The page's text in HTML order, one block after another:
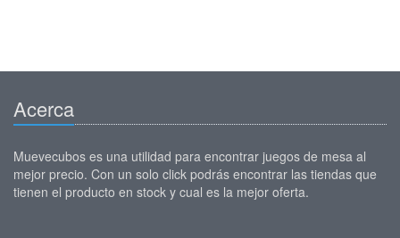
Acerca
Muevecubos es una utilidad para encontrar juegos de mesa al
mejor precio. Con un solo click podrás encontrar las tiendas que
tienen el producto en stock y cual es la mejor oferta.